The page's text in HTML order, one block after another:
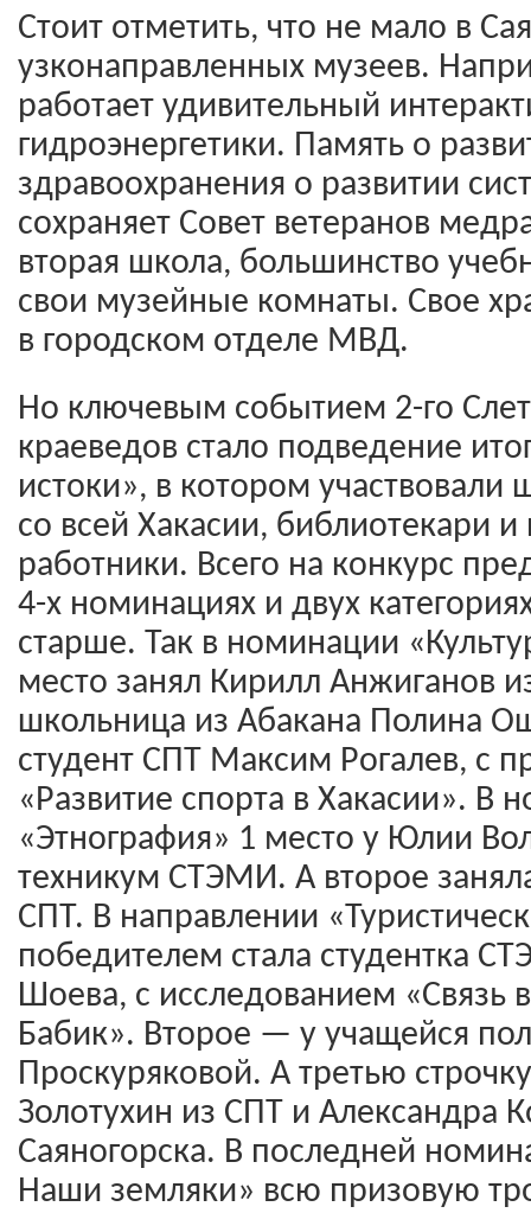
Стоит отметить, что не мало в
узконаправленных музеев.
работает удивительный
гидроэнергетики. Память о
здравоохранения о развитии
сохраняет Совет ветеранов
вторая школа, большинство
свои музейные комнаты. Свое
в городском отделе МВД.
Но ключевым событием 2-го
краеведов стало подведение
истоки», в котором участвовали
со всей Хакасии, библиотекари и
работники. Всего на конкурс
4-х номинациях и двух
старше. Так в номинации
место занял Кирилл Анжиганов
школьница из Абакана Полина
студент СПТ Максим Рогалев, с
«Развитие спорта в Хакасии». В
«Этнография» 1 место у Юлии
техникум СТЭМИ. А второе
СПТ. В направлении
победителем стала студентка
Шоева, с исследованием «Связь
Бабик». Второе — у учащейся
Проскуряковой. А третью
Золотухин из СПТ и Александра
Саяногорска. В последней
Наши земляки» всю призовую